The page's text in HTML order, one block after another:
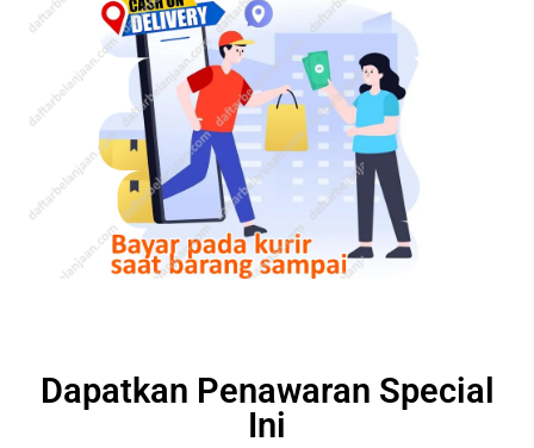
Dapatkan Penawaran Special
Ini